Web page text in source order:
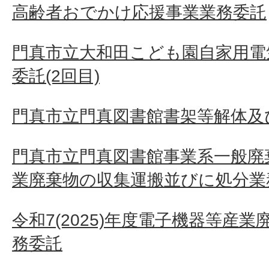
高齢者おでかけ応援事業業務委託
門真市立大和田こども園自家用
委託(2回目)
門真市立門真図書館書架等解体
門真市立門真図書館事業系一般
業廃棄物の収集運搬並びに処分
令和7(2025)年度電子機器等産業
務委託